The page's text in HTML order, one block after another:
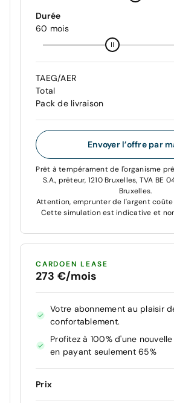
Durée
60 mois
TAEG/AER
Total
Pack de livraison
Envoyer l’offre par
Prêt à tempérament de l'organisme
S.A., prêteur, 1210 Bruxelles, TVA BE
Bruxelles.
Attention, emprunter de l'argent
Cette simulation est indicative et
CARDOEN LEASE
273 €/mois
Votre abonnement au plaisir
confortablement.
Profitez à 100% d'une
en payant seulement 65%
Prix